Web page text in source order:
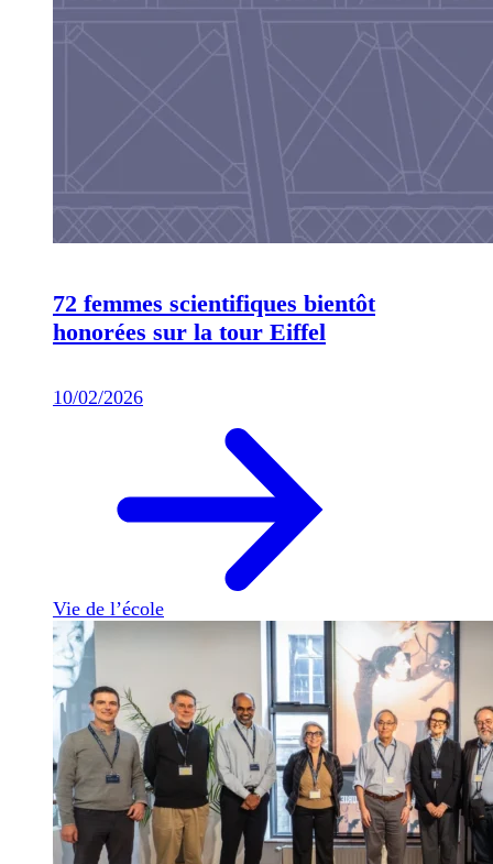
72 femmes scientifiques bientôt
honorées sur la tour Eiffel
10/02/2026
Vie de l’école